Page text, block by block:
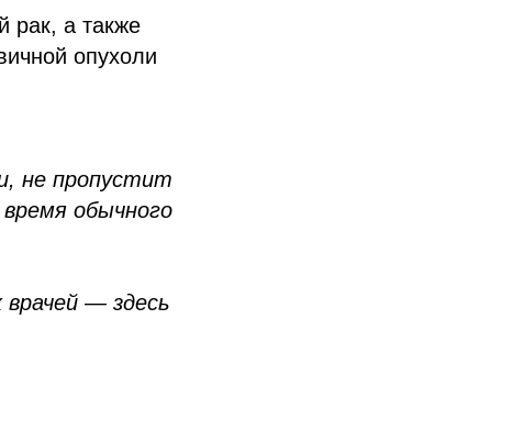
рак, а также
опухоли
не пропустит
обычного
врачей — здесь